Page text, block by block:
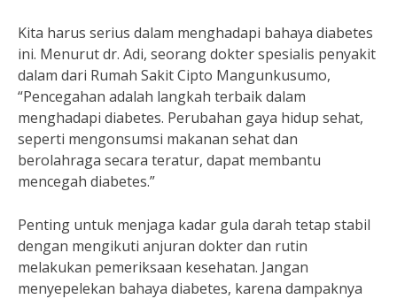
Kita harus serius dalam menghadapi bahaya diabetes
ini. Menurut dr. Adi, seorang dokter spesialis penyakit
dalam dari Rumah Sakit Cipto Mangunkusumo,
“Pencegahan adalah langkah terbaik dalam
menghadapi diabetes. Perubahan gaya hidup sehat,
seperti mengonsumsi makanan sehat dan
berolahraga secara teratur, dapat membantu
mencegah diabetes.”
Penting untuk menjaga kadar gula darah tetap stabil
dengan mengikuti anjuran dokter dan rutin
melakukan pemeriksaan kesehatan. Jangan
menyepelekan bahaya diabetes, karena dampaknya